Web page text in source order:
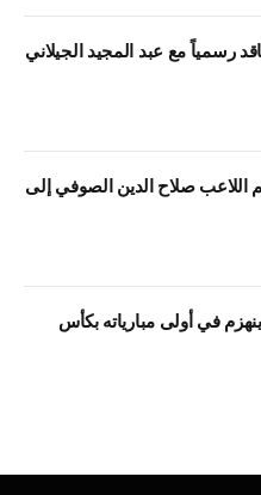
رسمياً مع عبد المجيد الجيلاني
اللاعب صلاح الدين الصوفي إلى
في أولى مبارياته بكأس